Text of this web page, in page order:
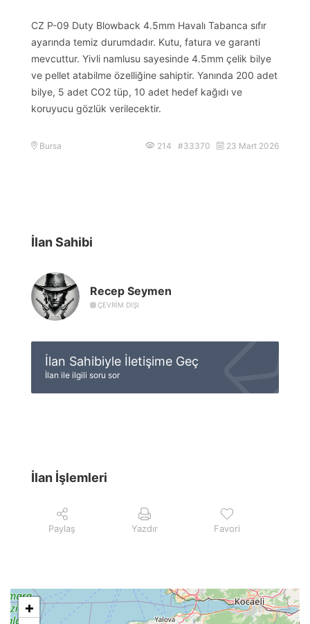
CZ P-09 Duty Blowback 4.5mm Havalı Tabanca sıfır
ayarında temiz durumdadır. Kutu, fatura ve garanti
mevcuttur. Yivli namlusu sayesinde 4.5mm çelik bilye
ve pellet atabilme özelliğine sahiptir. Yanında 200 adet
bilye, 5 adet CO2 tüp, 10 adet hedef kağıdı ve
koruyucu gözlük verilecektir.
Bursa 214 #33370 23 Mart 2026
İlan Sahibi
Recep Seymen
ÇEVRIM DIŞI
İlan Sahibiyle İletişime Geç
İlan ile ilgili soru sor
İlan İşlemleri
Paylaş Yazdır Favori
+